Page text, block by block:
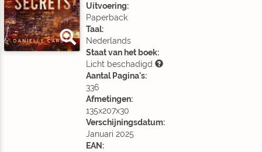
Uitvoering:
Paperback
Taal:
Nederlands
Staat van het boek:
Licht beschadigd
Aantal Pagina's:
336
Afmetingen:
135x207x30
Verschijningsdatum:
Januari 2025
EAN: